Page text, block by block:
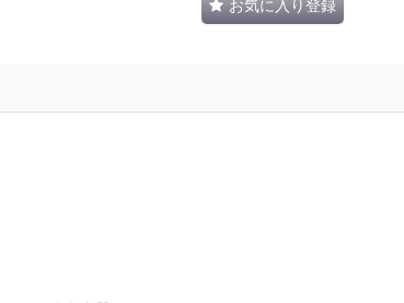
お気に入り登録